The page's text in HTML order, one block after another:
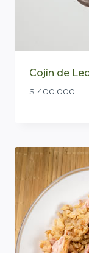
Cojín de
$ 400.000